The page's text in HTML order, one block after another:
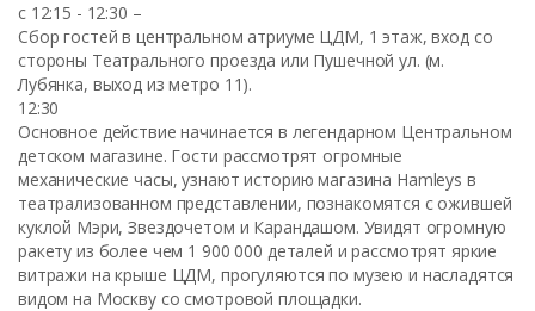
с 12:15 - 12:30 –
Сбор гостей в центральном атриуме ЦДМ, 1 этаж, вход со
стороны Театрального проезда или Пушечной ул. (м.
Лубянка, выход из метро 11).
12:30
Основное действие начинается в легендарном Центральном
детском магазине. Гости рассмотрят огромные
механические часы, узнают историю магазина Hamleys в
театрализованном представлении, познакомятся с ожившей
куклой Мэри, Звездочетом и Карандашом. Увидят огромную
ракету из более чем 1 900 000 деталей и рассмотрят яркие
витражи на крыше ЦДМ, прогуляются по музею и насладятся
видом на Москву со смотровой площадки.